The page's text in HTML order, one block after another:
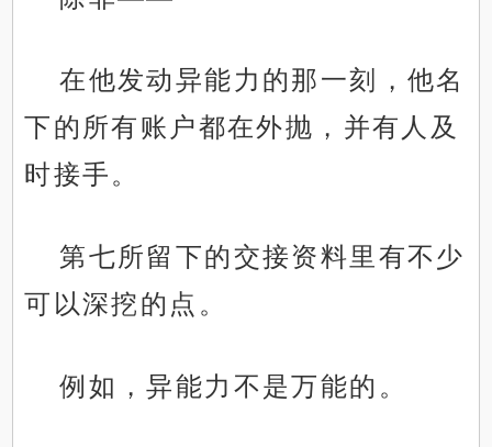
在他发动异能力的那一刻，他名
下的所有账户都在外抛，并有人及
时接手。
第七所留下的交接资料里有不少
可以深挖的点。
例如，异能力不是万能的。